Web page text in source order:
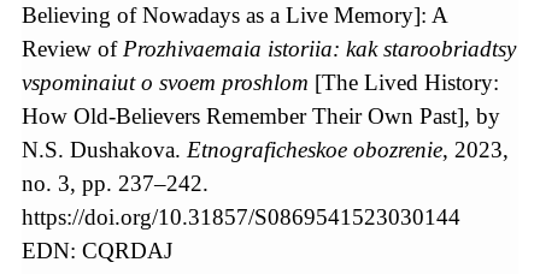
Believing of Nowadays as a Live Memory]: A
Review of Prozhivaemaia istoriia: kak staroobriadtsy
vspominaiut o svoem proshlom [The Lived History:
How Old-Believers Remember Their Own Past], by
N.S. Dushakova. Etnograficheskoe obozrenie, 2023,
no. 3, pp. 237–242.
https://doi.org/10.31857/S0869541523030144
EDN: CQRDAJ